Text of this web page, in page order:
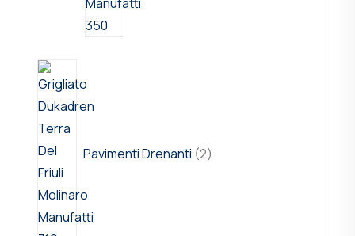
Pavimenti Drenanti 2